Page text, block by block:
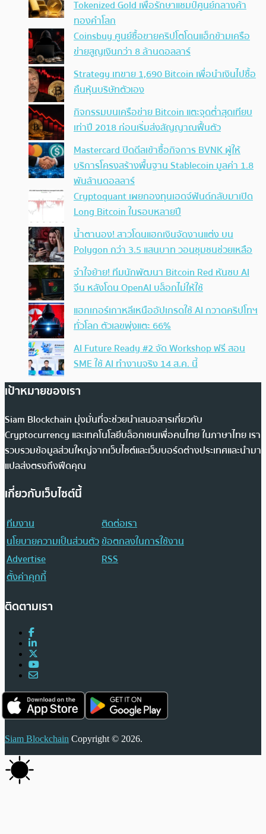
Tokenized Gold เพื่อรักษาแชมป์ศูนย์กลางค้า
ทองคำโลก
Coinsbuy ศูนย์ซื้อขายคริปโตโดนแฮ็กข้ามเครือ
ข่ายสูญเงินกว่า 8 ล้านดอลลาร์
Strategy เทขาย 1,690 Bitcoin เพื่อนำเงินไปซื้อ
คืนหุ้นบริษัทตัวเอง
กิจกรรมบนเครือข่าย Bitcoin แตะจุดต่ำสุดเทียบ
เท่าปี 2018 ก่อนเริ่มส่งสัญญาณฟื้นตัว
Mastercard ปิดดีลเข้าซื้อกิจการ BVNK ผู้ให้
บริการโครงสร้างพื้นฐาน Stablecoin มูลค่า 1.8
พันล้านดอลลาร์
Cryptoquant เผยกองทุนเฮดจ์ฟันด์กลับมาเปิด
Long Bitcoin ในรอบหลายปี
น้ำตานอง! สาวโดนแฮกเงินจัดงานแต่ง บน
Polygon กว่า 3.5 แสนบาท วอนชุมชนช่วยเหลือ
จำใจย้าย! ทีมนักพัฒนา Bitcoin Red หันซบ AI
จีน หลังโดน OpenAI บล็อกไม่ให้ใช้
แฮกเกอร์เกาหลีเหนืออัปเกรดใช้ AI กวาดคริปโทฯ
ทั่วโลก ตัวเลขพุ่งแตะ 66%
AI Future Ready #2 จัด Workshop ฟรี สอน
SME ใช้ AI ทำงานจริง 14 ส.ค. นี้
เป้าหมายของเรา
Siam Blockchain มุ่งมั่นที่จะช่วยนำเสนอสารเกี่ยวกับ
Cryptocurrency และเทคโนโลยีบล็อกเชนเพื่อคนไทย ในภาษาไทย เรา
รวบรวมข้อมูลส่วนใหญ่จากเว็บไซต์และเว็บบอร์ดต่างประเทศและนำมา
แปลส่งตรงถึงฟีดคุณ
เกี่ยวกับเว็บไซต์นี้
ทีมงาน
ติดต่อเรา
นโยบายความเป็นส่วนตัวข้อตกลงในการใช้งาน
Advertise
RSS
ตั้งค่าคุกกี้
ติดตามเรา
Siam Blockchain Copyright © 2026.